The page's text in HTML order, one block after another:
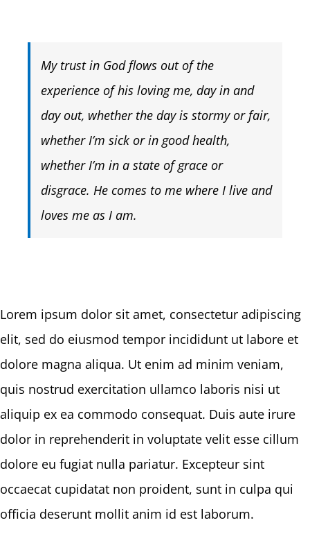
My trust in God flows out of the
experience of his loving me, day in and
day out, whether the day is stormy or fair,
whether I’m sick or in good health,
whether I’m in a state of grace or
disgrace. He comes to me where I live and
loves me as I am.
Lorem ipsum dolor sit amet, consectetur adipiscing
elit, sed do eiusmod tempor incididunt ut labore et
dolore magna aliqua. Ut enim ad minim veniam,
quis nostrud exercitation ullamco laboris nisi ut
aliquip ex ea commodo consequat. Duis aute irure
dolor in reprehenderit in voluptate velit esse cillum
dolore eu fugiat nulla pariatur. Excepteur sint
occaecat cupidatat non proident, sunt in culpa qui
officia deserunt mollit anim id est laborum.